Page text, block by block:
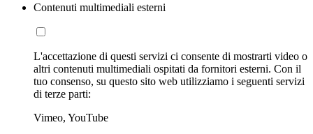
Contenuti multimediali esterni
L'accettazione di questi servizi ci consente di mostrarti video o
altri contenuti multimediali ospitati da fornitori esterni. Con il
tuo consenso, su questo sito web utilizziamo i seguenti servizi
di terze parti:
Vimeo, YouTube